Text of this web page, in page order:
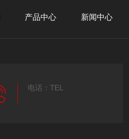
产品中心 新闻中心
电话：TEL